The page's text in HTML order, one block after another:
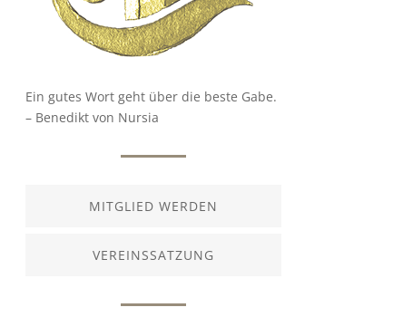
Ein gutes Wort geht über die beste Gabe.
– Benedikt von Nursia
MITGLIED WERDEN
VEREINSSATZUNG